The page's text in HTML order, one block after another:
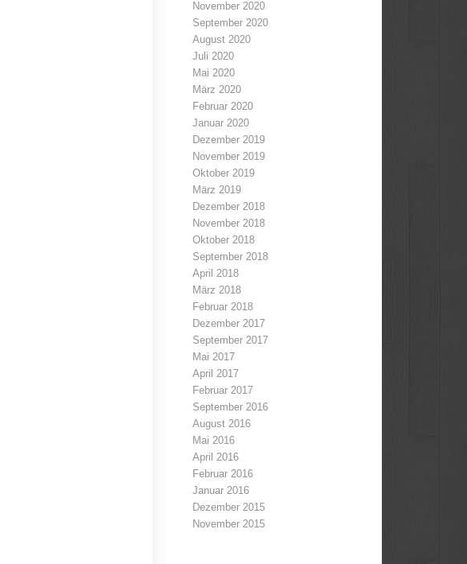
November 2020
September 2020
August 2020
Juli 2020
Mai 2020
März 2020
Februar 2020
Januar 2020
Dezember 2019
November 2019
Oktober 2019
März 2019
Dezember 2018
November 2018
Oktober 2018
September 2018
April 2018
März 2018
Februar 2018
Dezember 2017
September 2017
Mai 2017
April 2017
Februar 2017
September 2016
August 2016
Mai 2016
April 2016
Februar 2016
Januar 2016
Dezember 2015
November 2015